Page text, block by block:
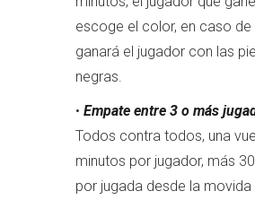
escoge el color, en caso
ganará el jugador con las
negras.
• Empate entre 3 o más
Todos contra todos, una
minutos por jugador, más
por jugada desde la movida